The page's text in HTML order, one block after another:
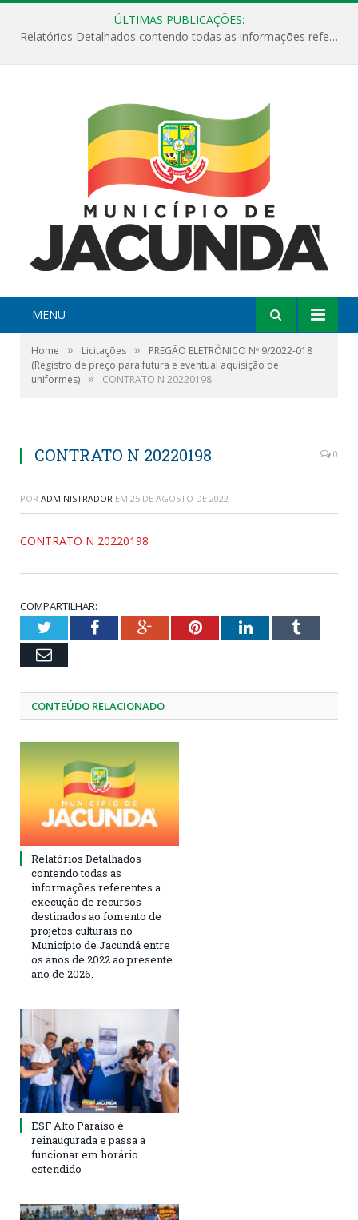
ÚLTIMAS PUBLICAÇÕES:
Relatórios Detalhados contendo todas as informações referentes a execução de recursos destinados ao fomento de projetos culturais no Município de Jacundá entre os anos de 2022 ao presente ano de 2026.
MENU
Home » Licitações »
PREGÃO ELETRÔNICO Nº 9/2022-018
(Registro de preço para futura e eventual aquisição de
uniformes) » CONTRATO N 20220198
CONTRATO N 20220198 0
POR ADMINISTRADOR EM 25 DE AGOSTO DE 2022
CONTRATO N 20220198
COMPARTILHAR:
TwitterFacebookGoogle+PinterestLinkedInTumblr
Email
CONTEÚDO RELACIONADO
Relatórios Detalhados
contendo todas as
informações referentes a
execução de recursos
destinados ao fomento de
projetos culturais no
Município de Jacundá entre
os anos de 2022 ao presente
ano de 2026.
ESF Alto Paraíso é
reinaugurada e passa a
funcionar em horário
estendido